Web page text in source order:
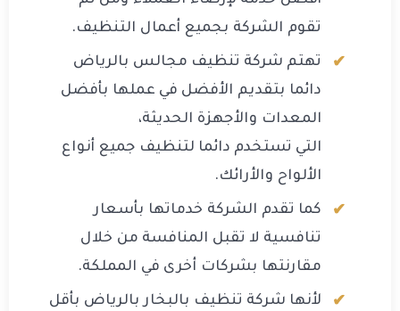
تقوم الشركة بجميع أعمال التنظيف.
تهتم شركة تنظيف مجالس بالرياض
دائما بتقديم الأفضل في عملها بأفضل
المعدات والأجهزة الحديثة،
التي تستخدم دائما لتنظيف جميع أنواع
الألواح والأرائك.
كما تقدم الشركة خدماتها بأسعار
تنافسية لا تقبل المنافسة من خلال
مقارنتها بشركات أخرى في المملكة.
لأنها شركة تنظيف بالبخار بالرياض بأقل